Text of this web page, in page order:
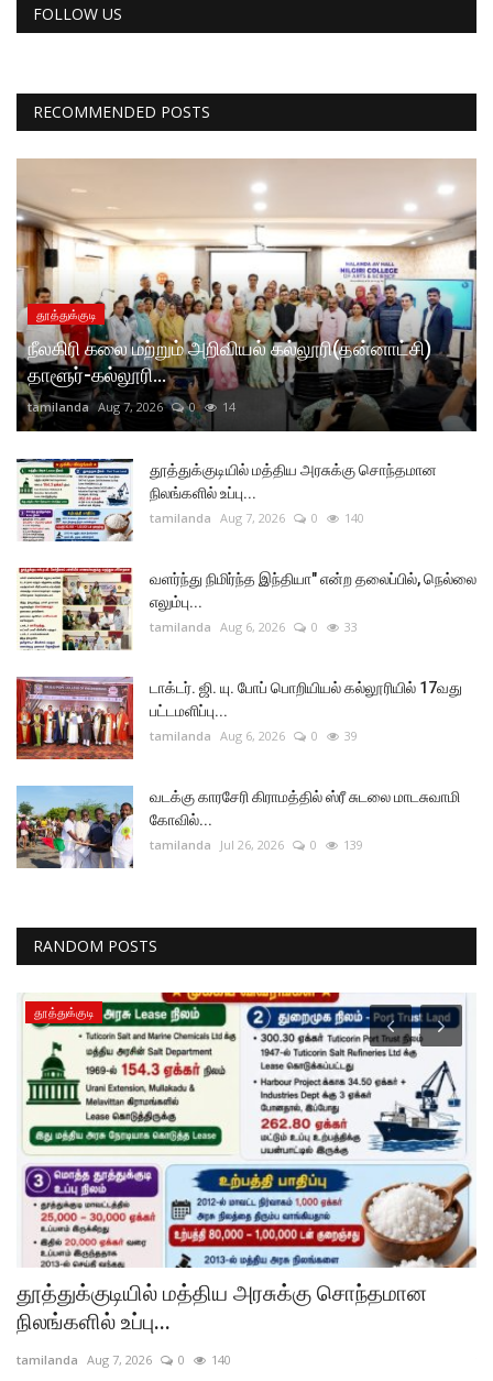
FOLLOW US
RECOMMENDED POSTS
தூத்துக்குடி
நீலகிரி கலை மற்றும் அறிவியல் கல்லூரி(தன்னாட்சி)
தாளூர்-கல்லூரி...
tamilanda Aug 7, 2026 0 14
தூத்துக்குடியில் மத்திய அரசுக்கு சொந்தமான
நிலங்களில் உப்பு...
tamilanda Aug 7, 2026 0 140
வளர்ந்து நிமிர்ந்த இந்தியா" என்ற தலைப்பில், நெல்லை
எலும்பு...
tamilanda Aug 6, 2026 0 33
டாக்டர். ஜி. யு. போப் பொறியியல் கல்லூரியில் 17வது
பட்டமளிப்பு...
tamilanda Aug 6, 2026 0 39
வடக்கு காரசேரி கிராமத்தில் ஸ்ரீ சுடலை மாடசுவாமி
கோவில்...
tamilanda Jul 26, 2026 0 139
RANDOM POSTS
தூத்துக்குடி
தூத்துக்குடியில் மத்திய அரசுக்கு சொந்தமான
நிலங்களில் உப்பு...
tamilanda Aug 7, 2026 0 140